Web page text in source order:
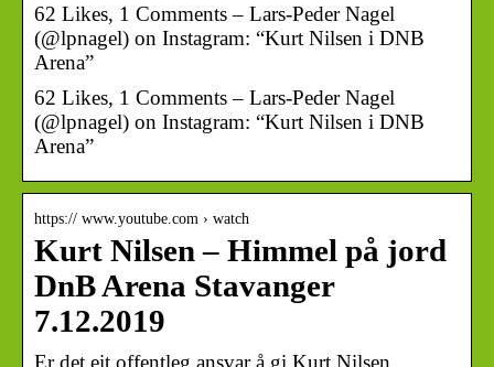
62 Likes, 1 Comments – Lars-Peder Nagel
(@lpnagel) on Instagram: “Kurt Nilsen i DNB
Arena”
62 Likes, 1 Comments – Lars-Peder Nagel
(@lpnagel) on Instagram: “Kurt Nilsen i DNB
Arena”
https:// www.youtube.com › watch
Kurt Nilsen – Himmel på jord
DnB Arena Stavanger
7.12.2019
Er det eit offentleg ansvar å gi Kurt Nilsen